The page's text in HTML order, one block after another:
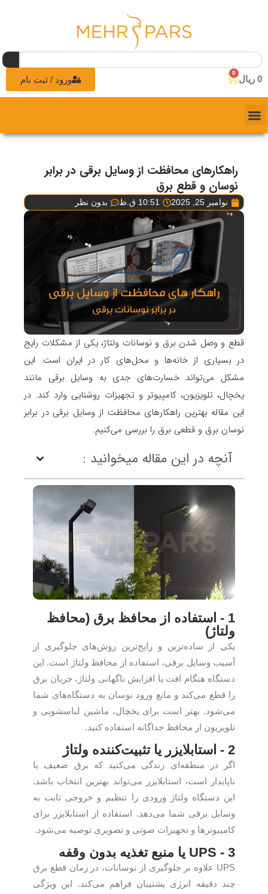
0 ریال
0
ورود / ثبت نام
راهکارهای محافظت از وسایل برقی در برابر
نوسان و قطع برق
نوامبر 25, 2025 10:51 ق.ظ بدون نظر
قطع و وصل شدن برق و نوسانات ولتاژ، یکی از مشکلات رایج
در بسیاری از خانه‌ها و محل‌های کار در ایران است. این
مشکل می‌تواند خسارت‌های جدی به وسایل برقی مانند
یخچال، تلویزیون، کامپیوتر و تجهیزات روشنایی وارد کند. در
این مقاله بهترین راهکارهای محافظت از وسایل برقی در برابر
نوسان برق و قطعی برق را بررسی می‌کنیم.
آنچه در این مقاله میخوانید :
1 - استفاده از محافظ برق (محافظ
ولتاژ)
یکی از ساده‌ترین و رایج‌ترین روش‌های جلوگیری از
آسیب وسایل برقی، استفاده از محافظ ولتاژ است. این
دستگاه هنگام افت یا افزایش ناگهانی ولتاژ، جریان برق
را قطع می‌کند و مانع ورود نوسان به دستگاه‌های شما
می‌شود. بهتر است برای یخچال، ماشین لباسشویی و
تلویزیون از محافظ جداگانه استفاده کنید.
2 - استابلایزر یا تثبیت‌کننده ولتاژ
اگر در منطقه‌ای زندگی می‌کنید که برق ضعیف یا
ناپایدار است، استابلایزر می‌تواند بهترین انتخاب باشد.
این دستگاه ولتاژ ورودی را تنظیم و خروجی ثابت به
وسایل برقی شما می‌دهد. استفاده از استابلایزر برای
کامپیوترها و تجهیزات صوتی و تصویری توصیه می‌شود.
3 - UPS یا منبع تغذیه بدون وقفه
UPS علاوه بر جلوگیری از نوسانات، در زمان قطع برق
چند دقیقه انرژی پشتیبان فراهم می‌کند. این ویژگی